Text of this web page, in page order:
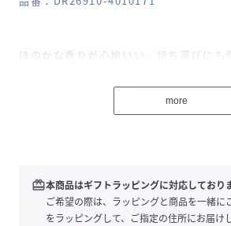
ほのかな香りが心地いい、持ち運びにも
コエンザイムQ10、メドウフォーム油な
ゼラニウム精油を基調に、爽やかなハー
して少しのスパイスが織り重なる、優雅
more
redeem本商品はギフトラッピングに対応しており
ご希望の際は、ラッピングと商品を一緒に
をラッピングして、ご指定の住所にお届けし